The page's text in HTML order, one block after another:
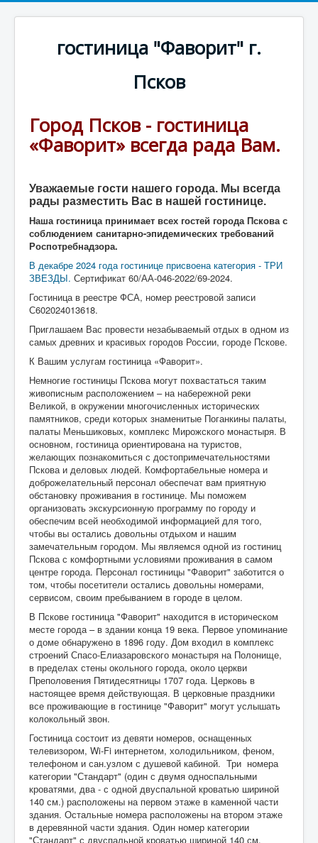
гостиница "Фаворит" г.
Псков
Город Псков - гостиница
«Фаворит» всегда рада Вам.
Уважаемые гости нашего города. Мы всегда
рады разместить Вас в нашей гостинице.
Наша гостиница принимает всех гостей города Пскова с
соблюдением санитарно-эпидемических требований
Роспотребнадзора.
В декабре 2024 года гостинице присвоена категория - ТРИ
ЗВЕЗДЫ. Сертификат 60/АА-046-2022/69-2024.
Гостиница в реестре ФСА, номер реестровой записи
С602024013618.
Приглашаем Вас провести незабываемый отдых в одном из
самых древних и красивых городов России, городе Пскове.
К Вашим услугам гостиница «Фаворит».
Немногие гостиницы Пскова могут похвастаться таким
живописным расположением – на набережной реки
Великой, в окружении многочисленных исторических
памятников, среди которых знаменитые Поганкины палаты,
палаты Меньшиковых, комплекс Мирожского монастыря. В
основном, гостиница ориентирована на туристов,
желающих познакомиться с достопримечательностями
Пскова и деловых людей. Комфортабельные номера и
доброжелательный персонал обеспечат вам приятную
обстановку проживания в гостинице. Мы поможем
организовать экскурсионную программу по городу и
обеспечим всей необходимой информацией для того,
чтобы вы остались довольны отдыхом и нашим
замечательным городом. Мы являемся одной из гостиниц
Пскова с комфортными условиями проживания в самом
центре города. Персонал гостиницы "Фаворит" заботится о
том, чтобы посетители остались довольны номерами,
сервисом, своим пребыванием в городе в целом.
В Пскове гостиница "Фаворит" находится в историческом
месте города – в здании конца 19 века. Первое упоминание
о доме обнаружено в 1896 году. Дом входил в комплекс
строений Спасо-Елиазаровского монастыря на Полонище,
в пределах стены окольного города, около церкви
Преполовения Пятидесятницы 1707 года. Церковь в
настоящее время действующая. В церковные праздники
все проживающие в гостинице "Фаворит" могут услышать
колокольный звон.
Гостиница состоит из девяти номеров, оснащенных
телевизором, Wi-Fi интернетом, холодильником, феном,
телефоном и сан.узлом с душевой кабиной. Три номера
категории "Стандарт" (один с двумя односпальными
кроватями, два - с одной двуспальной кроватью шириной
140 см.) расположены на первом этаже в каменной части
здания. Остальные номера расположены на втором этаже
в деревянной части здания. Один номер категории
"Стандарт" с двуспальной кроватью шириной 140 см,